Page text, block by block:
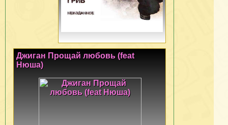
Джиган Прощай любовь (feat
Нюша)